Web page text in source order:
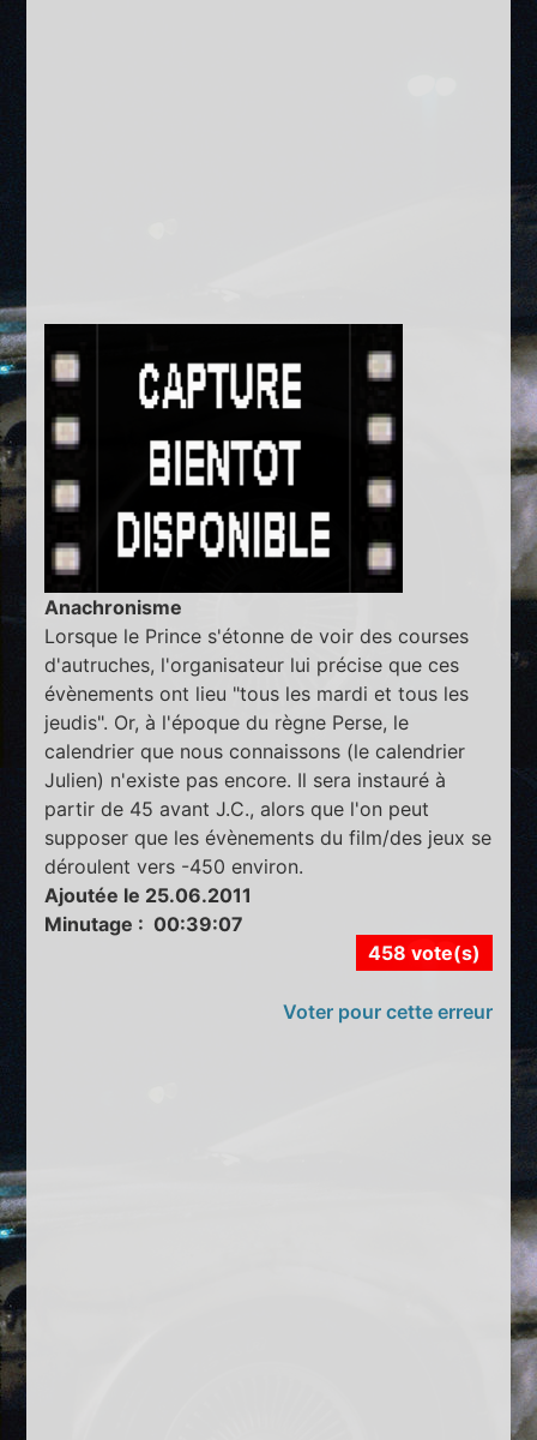
Anachronisme
Lorsque le Prince s'étonne de voir des courses
d'autruches, l'organisateur lui précise que ces
évènements ont lieu "tous les mardi et tous les
jeudis". Or, à l'époque du règne Perse, le
calendrier que nous connaissons (le calendrier
Julien) n'existe pas encore. Il sera instauré à
partir de 45 avant J.C., alors que l'on peut
supposer que les évènements du film/des jeux se
déroulent vers -450 environ.
Ajoutée le 25.06.2011
Minutage : 00:39:07
458 vote(s)
Voter pour cette erreur